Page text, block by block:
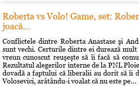
Roberta vs Volo! Game, set:
joacă...
Conflictele dintre Roberta Anastase şi
sunt vechi. Certurile dintre ei durează mult
vreun cunoscut reuşeşte să îi facă să
Rezultatul alegerilor interne de la PNL
dovadă a faptului că liberalii au dorit să îi
Volosevici, arâtându-i voalat că nu este pe...